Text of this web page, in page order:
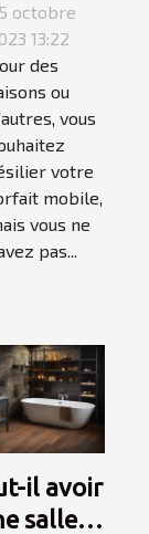
?
octobre
13:22
des
ou
vous
votre
mobile,
vous ne
pas...
il avoir
salle